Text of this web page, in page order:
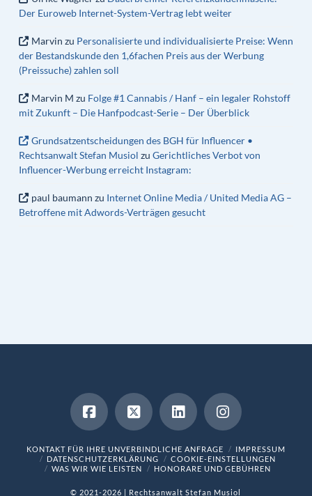
Der Euroweb Internet-System-Vertrag lebt weiter
Marvin zu Personalisierte und individualisierte Preise: Wenn
der Bestandskunde den 1,6fachen Preis aus der Werbung
(Preissuche) zahlen soll
Marvin M zu Folge #1 Cannabis / Hanf – ein legaler Rohstoff
mit Zukunft – Die Hanfpodcast-Serie – Der Überblick
Grundsatzentscheidungen des BGH für Influencer •
Rechtsanwalt Stefan Musiol zu Gerichtliches Verbot von
Influencer-Werbung erreicht Instagram:
paul baumann zu Internet Online Media / United Media AG –
Betroffene mit Adwords-Verträgen gesucht
KONTAKT FÜR IHRE UNVERBINDLICHE ANFRAGE
IMPRESSUM
DATENSCHUTZERKLÄRUNG
COOKIE-EINSTELLUNGEN
WAS WIR WIE LEISTEN
HONORARE UND GEBÜHREN
© 2021-2026 | Rechtsanwalt Stefan Musiol